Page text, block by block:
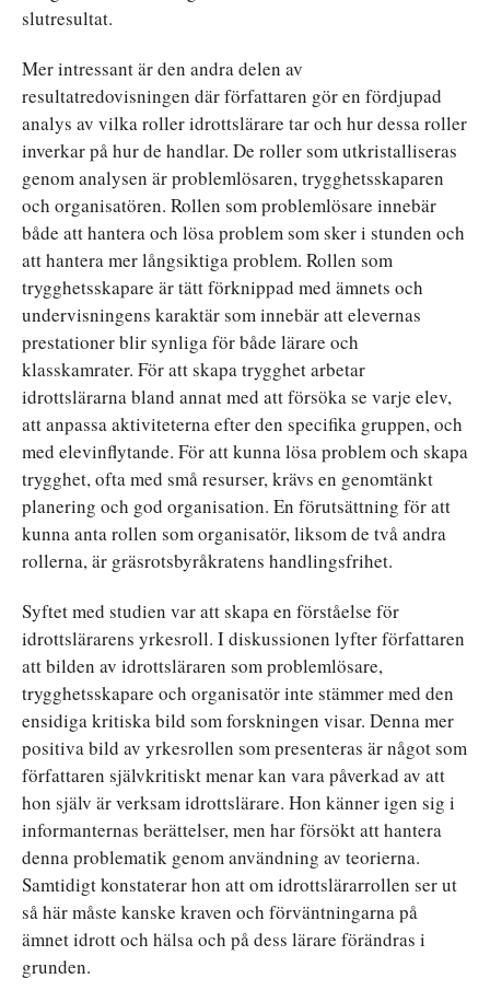
slutresultat.
Mer intressant är den andra delen av
resultatredovisningen där författaren gör en fördjupad
analys av vilka roller idrottslärare tar och hur dessa roller
inverkar på hur de handlar. De roller som utkristalliseras
genom analysen är problemlösaren, trygghetsskaparen
och organisatören. Rollen som problemlösare innebär
både att hantera och lösa problem som sker i stunden och
att hantera mer långsiktiga problem. Rollen som
trygghetsskapare är tätt förknippad med ämnets och
undervisningens karaktär som innebär att elevernas
prestationer blir synliga för både lärare och
klasskamrater. För att skapa trygghet arbetar
idrottslärarna bland annat med att försöka se varje elev,
att anpassa aktiviteterna efter den specifika gruppen, och
med elevinflytande. För att kunna lösa problem och skapa
trygghet, ofta med små resurser, krävs en genomtänkt
planering och god organisation. En förutsättning för att
kunna anta rollen som organisatör, liksom de två andra
rollerna, är gräsrotsbyråkratens handlingsfrihet.
Syftet med studien var att skapa en förståelse för
idrottslärarens yrkesroll. I diskussionen lyfter författaren
att bilden av idrottsläraren som problemlösare,
trygghetsskapare och organisatör inte stämmer med den
ensidiga kritiska bild som forskningen visar. Denna mer
positiva bild av yrkesrollen som presenteras är något som
författaren självkritiskt menar kan vara påverkad av att
hon själv är verksam idrottslärare. Hon känner igen sig i
informanternas berättelser, men har försökt att hantera
denna problematik genom användning av teorierna.
Samtidigt konstaterar hon att om idrottslärarrollen ser ut
så här måste kanske kraven och förväntningarna på
ämnet idrott och hälsa och på dess lärare förändras i
grunden.